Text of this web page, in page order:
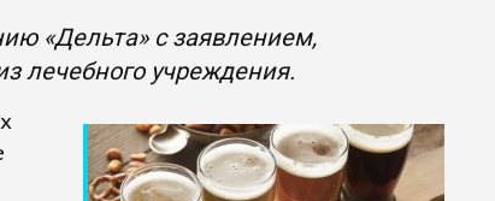
«Дельта» с заявлением,
лечебного учреждения.